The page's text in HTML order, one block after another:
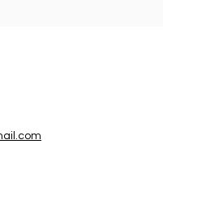
d’oreilles Eliora
la douceur
de la Côte
détail a été
pour apporter une
à toutes tes